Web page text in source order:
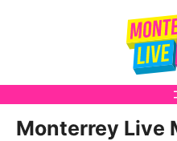
Monterrey Live